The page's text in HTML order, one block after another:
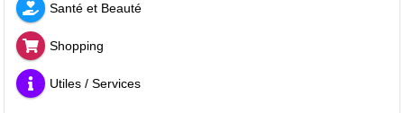
Santé et Beauté
Shopping
Utiles / Services